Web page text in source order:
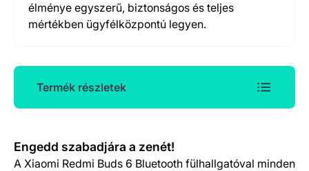
élménye egyszerű, biztonságos és teljes
mértékben ügyfélközpontú legyen.
Termék részletek
Termék részletek
Engedd szabadjára a zenét!
A Xiaomi Redmi Buds 6 Bluetooth fülhallgatóval minden